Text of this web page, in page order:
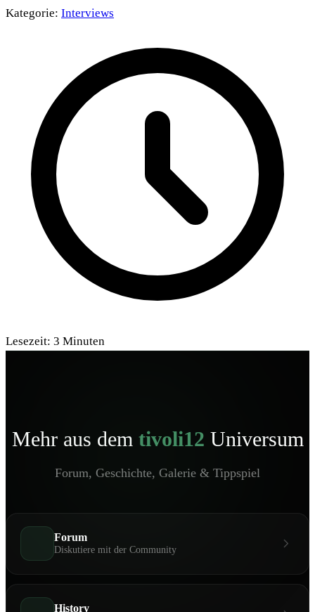
Kategorie: Interviews
Lesezeit: 3 Minuten
Mehr aus dem tivoli12 Universum
Forum, Geschichte, Galerie & Tippspiel
Forum
Diskutiere mit der Community
History